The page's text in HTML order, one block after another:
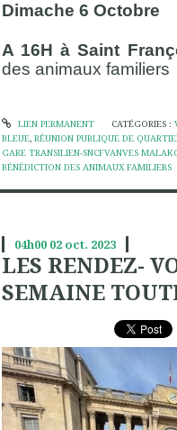
Dimache 6 Octobre
A 16H à Saint
des animaux familiers
LIEN PERMANENT CATÉGORIES :
BLEUE, RÉUNION PUBLIQUE DE
GARE TRANSILIEN-SNCFVANVES
BÉNÉDICTION DES ANIMAUX FAMILIERS
04h00 02 oct. 2023
LES RENDEZ-
SEMAINE